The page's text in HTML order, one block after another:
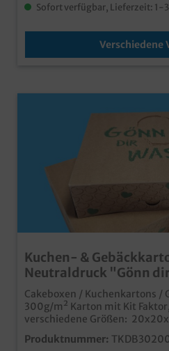
Sofort verfügbar, Lieferzeit: 1-3
Verschiedene
Kuchen- &
Neutraldruck "Gönn
verschiedene Größen
Cakeboxen / Kuchenkartons /
300g/m² Karton mit Kit
verschiedene Größen:
30x20x6cmpraktische
und
Produktnummer: